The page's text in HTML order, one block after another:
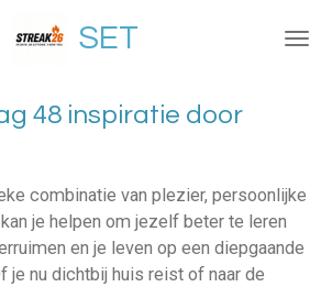
SET
48 inspiratie door
combinatie van plezier, persoonlijke
je helpen om jezelf beter te leren
en je leven op een diepgaande
je nu dichtbij huis reist of naar de